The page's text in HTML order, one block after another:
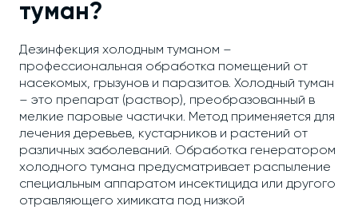
туман?
Дезинфекция холодным туманом –
профессиональная обработка помещений от
насекомых, грызунов и паразитов. Холодный туман
– это препарат (раствор), преобразованный в
мелкие паровые частички. Метод применяется для
лечения деревьев, кустарников и растений от
различных заболеваний. Обработка генератором
холодного тумана предусматривает распыление
специальным аппаратом инсектицида или другого
отравляющего химиката под низкой